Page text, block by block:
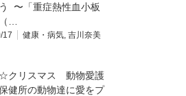
〜「重症熱性血小板
…
17 健康・病気 吉川奈美
☆クリスマス 動物愛護
健所の動物達に愛をプ